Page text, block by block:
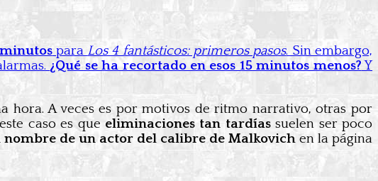
para Los 4 fantásticos: primeros pasos. Sin embargo,
¿Qué se ha recortado en esos 15 minutos menos?Y
hora. A veces es por motivos de ritmo narrativo, otras por
caso es que eliminaciones tan tardíassuelen ser poco
nombre de un actor del calibre de Malkovich en la página